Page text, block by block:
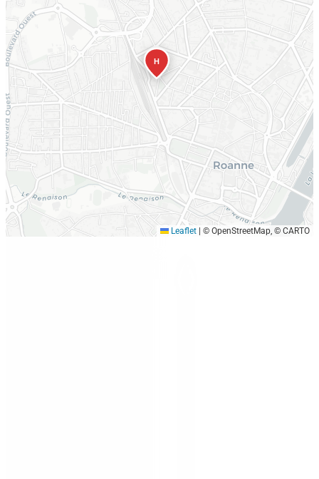
H
Leaflet © OpenStreetMap, © CARTO